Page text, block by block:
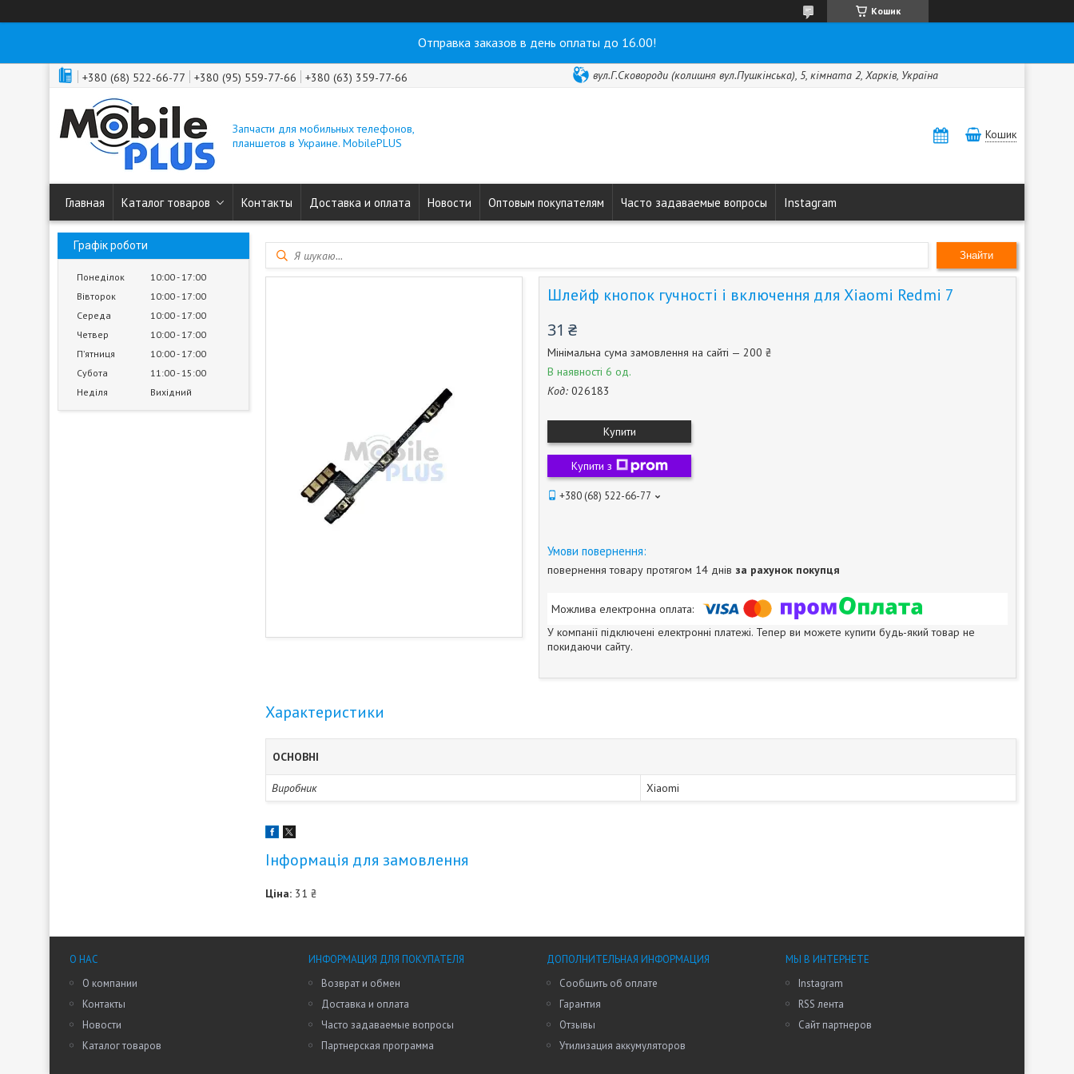
Кошик
Отправка заказов в день оплаты до 16.00!
+380 (68) 522-66-77 +380 (95) 559-77-66 +380 (63) 359-77-66 вул.Г.Сковороди (колишня вул.Пушкінська), 5, кімната 2, Харків, Україна
Запчасти для мобильных телефонов,
планшетов в Украине. MobilePLUS
Кошик
Главная Каталог товаров Контакты Доставка и оплата Новости Оптовым покупателям Часто задаваемые вопросы Instagram
Графік роботи
Понеділок 10:00 17:00
Вівторок
10:00 17:00
Середа
10:00 17:00
Четвер
10:00 17:00
Пʼятниця
10:00 17:00
Субота
11:00 15:00
Неділя
Вихідний
Знайти
Шлейф кнопок гучності і включення для Xiaomi Redmi 7
31 ₴
Мінімальна сума замовлення на сайті — 200 ₴
В наявності 6 од.
Код: 026183
Купити
Купити з
+380 (68) 522-66-77
повернення товару протягом 14 днів за рахунок покупця
У компанії підключені електронні платежі. Тепер ви можете купити будь-який товар не
покидаючи сайту.
Характеристики
ОСНОВНІ
Виробник Xiaomi
Інформація для замовлення
Ціна: 31 ₴
О НАС
О компании
Контакты
Новости
Каталог товаров
ИНФОРМАЦИЯ ДЛЯ ПОКУПАТЕЛЯ
Возврат и обмен
Доставка и оплата
Часто задаваемые вопросы
Партнерская программа
ДОПОЛНИТЕЛЬНАЯ ИНФОРМАЦИЯ
Сообщить об оплате
Гарантия
Отзывы
Утилизация аккумуляторов
МЫ В ИНТЕРНЕТЕ
Instagram
RSS лента
Сайт партнеров